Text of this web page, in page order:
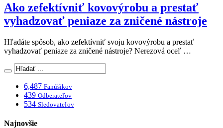
Ako zefektívniť kovovýrobu a prestať
vyhadzovať peniaze za zničené nástroje
Hľadáte spôsob, ako zefektívniť svoju kovovýrobu a prestať
vyhadzovať peniaze za zničené nástroje? Nerezová oceľ …
6,487 Fanúšikov
439 Odberateľov
534 Sledovateľov
Najnovšie